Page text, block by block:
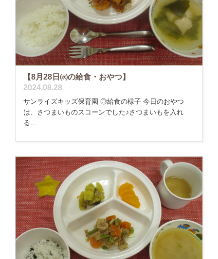
【8月28日㈬の給食・おやつ】
2024.08.28
サンライズキッズ保育園 ◎給食の様子 今日のおやつ
は、さつまいものスコーンでした♪さつまいもを入れ
る...